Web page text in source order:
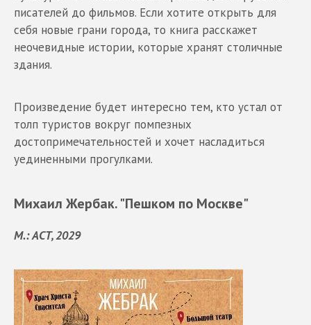
писателей до фильмов. Если хотите открыть для
себя новые грани города, то книга расскажет
неочевидные истории, которые хранят столичные
здания.
Произведение будет интересно тем, кто устал от
толп туристов вокруг помпезных
достопримечательностей и хочет насладиться
уединенными прогулками.
Михаил Жербак. "Пешком по Москве"
М.: АСТ, 2029